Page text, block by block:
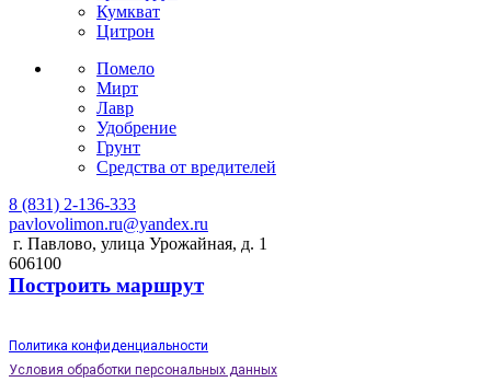
Кумкват
Цитрон
Помело
Мирт
Лавр
Удобрение
Грунт
Средства от вредителей
8 (831) 2-136-333
pavlovolimon.ru@yandex.ru
г. Павлово, улица Урожайная, д. 1
606100
Построить маршрут
Политика конфиденциальности
Условия обработки персональных данных